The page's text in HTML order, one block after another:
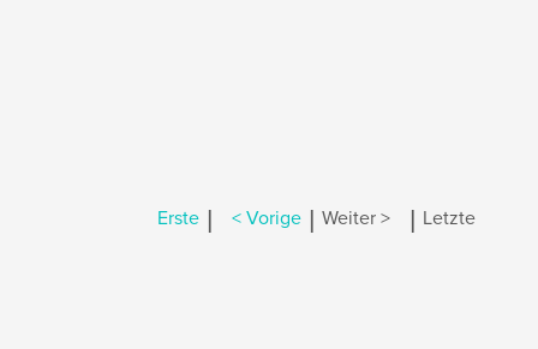
Erste | < Vorige | Weiter > | Letzte